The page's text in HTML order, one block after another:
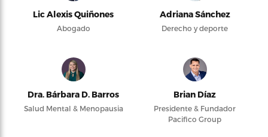
Lic Alexis Quiñones
Abogado
Adriana Sánchez
Derecho y deporte
Dra. Bárbara D. Barros
Salud Mental & Menopausia
Brian Díaz
Presidente & Fundador
Pacifico Group